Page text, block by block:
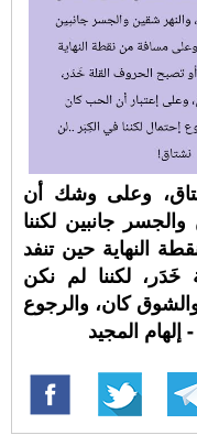
وعلى وشك أن
جانبين لكننا
النهاية حين تنفد
خَدَر، لكننا لم نكن
كان، والرجوع
المجيد